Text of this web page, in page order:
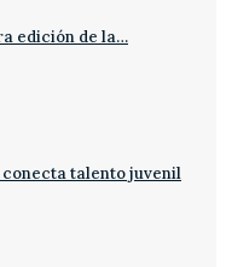
edición de la…
conecta talento juvenil